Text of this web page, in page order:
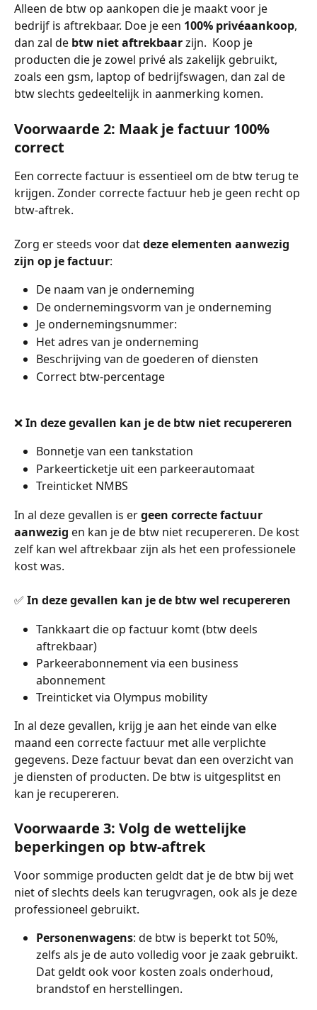
Alleen de btw op aankopen die je maakt voor je
bedrijf is aftrekbaar. Doe je een 100% privéaankoop,
dan zal de btw niet aftrekbaar zijn.  Koop je
producten die je zowel privé als zakelijk gebruikt,
zoals een gsm, laptop of bedrijfswagen, dan zal de
btw slechts gedeeltelijk in aanmerking komen.
Voorwaarde 2: Maak je factuur 100%
correct
Een correcte factuur is essentieel om de btw terug te
krijgen. Zonder correcte factuur heb je geen recht op
btw-aftrek.
Zorg er steeds voor dat deze elementen aanwezig
zijn op je factuur:
De naam van je onderneming
De ondernemingsvorm van je onderneming
Je ondernemingsnummer:
Het adres van je onderneming
Beschrijving van de goederen of diensten
Correct btw-percentage
❌ In deze gevallen kan je de btw niet recupereren
Bonnetje van een tankstation
Parkeerticketje uit een parkeerautomaat
Treinticket NMBS
In al deze gevallen is er geen correcte factuur
aanwezig en kan je de btw niet recupereren. De kost
zelf kan wel aftrekbaar zijn als het een professionele
kost was.
✅ In deze gevallen kan je de btw wel recupereren
Tankkaart die op factuur komt (btw deels
aftrekbaar)
Parkeerabonnement via een business
abonnement
Treinticket via Olympus mobility
In al deze gevallen, krijg je aan het einde van elke
maand een correcte factuur met alle verplichte
gegevens. Deze factuur bevat dan een overzicht van
je diensten of producten. De btw is uitgesplitst en
kan je recupereren.
Voorwaarde 3: Volg de wettelijke
beperkingen op btw-aftrek
Voor sommige producten geldt dat je de btw bij wet
niet of slechts deels kan terugvragen, ook als je deze
professioneel gebruikt.
Personenwagens: de btw is beperkt tot 50%,
zelfs als je de auto volledig voor je zaak gebruikt.
Dat geldt ook voor kosten zoals onderhoud,
brandstof en herstellingen.